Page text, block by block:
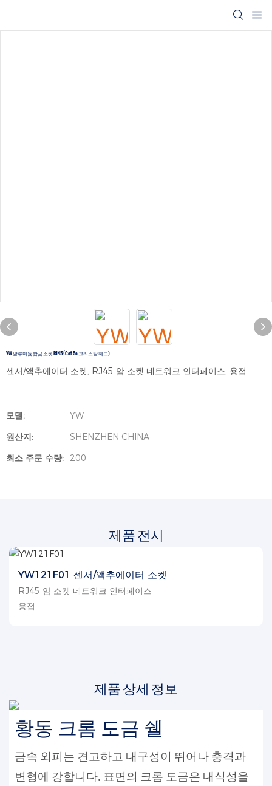
YW 알루미늄 합금 소켓 RJ45 (Cat 5e 크리스탈 헤드)
센서/액추에이터 소켓, RJ45 암 소켓 네트워크 인터페이스, 용접
모델:
YW
원산지:
SHENZHEN CHINA
최소 주문 수량:
200
제품 전시
YW121F01 센서/액추에이터 소켓
RJ45 암 소켓 네트워크 인터페이스
용접
제품 상세 정보
황동 크롬 도금 쉘
금속 외피는 견고하고 내구성이 뛰어나 충격과
변형에 강합니다. 표면의 크롬 도금은 내식성을